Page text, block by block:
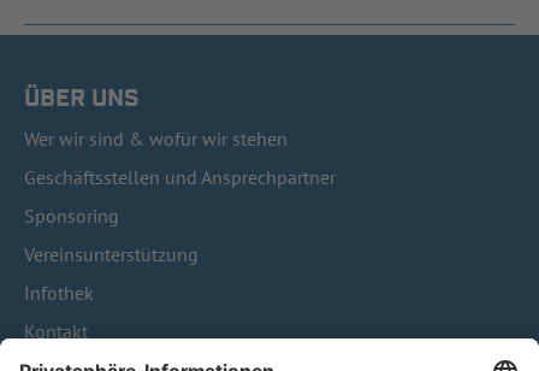
ÜBER UNS
Wer wir sind & wofür wir stehen
Geschäftsstellen und Ansprechpartner
Sponsoring
Vereinsunterstützung
Infothek
Kontakt